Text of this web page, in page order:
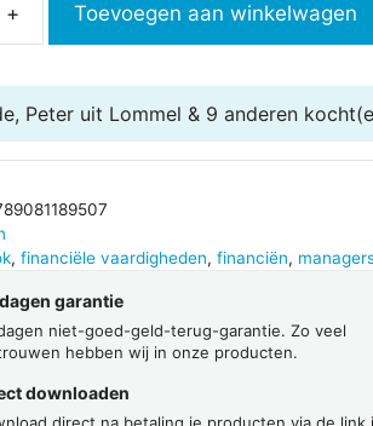
Toevoegen aan winkelwagen
Peter uit Lommel & 9 anderen
, financiële vaardigheden, financiën,
garantie
niet-goed-geld-terug-garantie. Zo veel
hebben wij in onze producten.
downloaden